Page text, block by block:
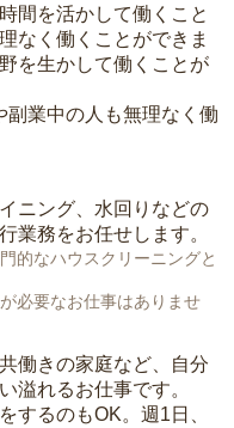
間を活かして働くこと
なく働くことができま
を生かして働くことが
業中の人も無理なく働
ニング、水回りなどの
業務をお任せします。
的なハウスクリーニングと
必要なお仕事はありませ
働きの家庭など、自分
溢れるお仕事です。
するのもOK。週1日、